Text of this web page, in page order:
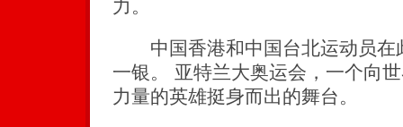
力。
中国香港和中国台北运动员在
一银。 亚特兰大奥运会，一个向
力量的英雄挺身而出的舞台。